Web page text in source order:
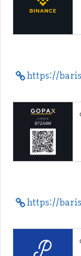
https://
https://